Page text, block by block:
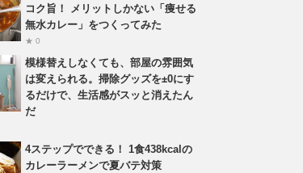
コク旨！ メリットしかない「痩せる
無水カレー」をつくってみた
★ 0
模様替えしなくても、部屋の雰囲気
は変えられる。掃除グッズを±0にす
るだけで、生活感がスッと消えたん
だ
4ステップでできる！ 1食438kcalの
カレーラーメンで夏バテ対策